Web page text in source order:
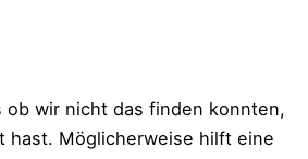
ob wir nicht das finden konnten,
hast. Möglicherweise hilft eine